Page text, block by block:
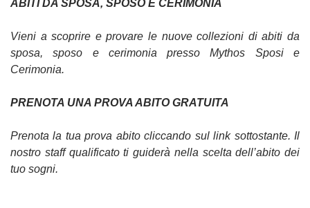
ABITI DA SPOSA, SPOSO E CERIMONIA
Vieni a scoprire e provare le nuove collezioni di abiti da
sposa, sposo e cerimonia presso Mythos Sposi e
Cerimonia.
PRENOTA UNA PROVA ABITO GRATUITA
Prenota la tua prova abito cliccando sul link sottostante. Il
nostro staff qualificato ti guiderà nella scelta dell’abito dei
tuo sogni.